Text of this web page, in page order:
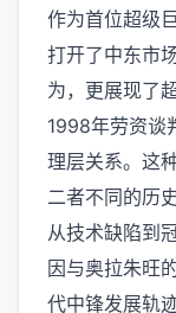
作为首位超级
打开了中东市
为，更展现了
1998年劳资谈
理层关系。这
二者不同的历
从技术缺陷到
因与奥拉朱旺
代中锋发展轨